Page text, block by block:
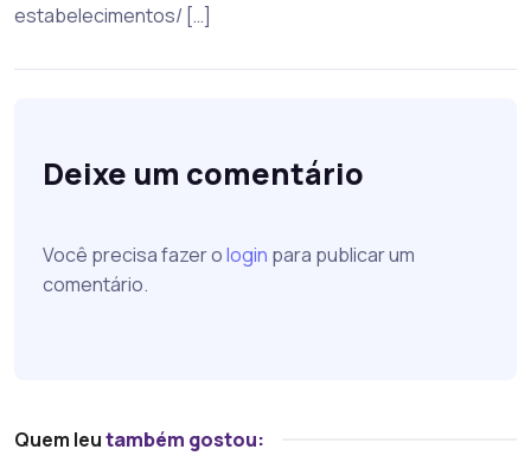
estabelecimentos/ […]
Deixe um comentário
Você precisa fazer ologin para publicar um
comentário.
Quem leutambém gostou: